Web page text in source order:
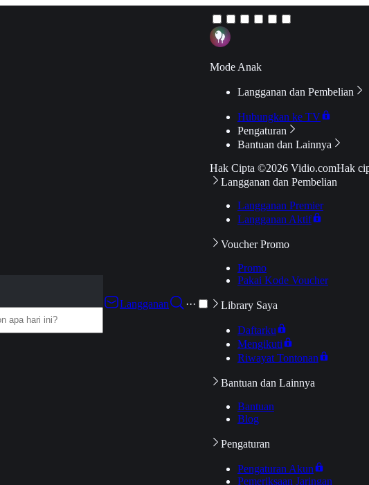
Langganan
···
Mode Anak
Langganan dan Pembelian
Hubungkan ke TV
Pengaturan
Bantuan dan Lainnya
Hak Cipta ©2026 Vidio.comHak
Langganan dan Pembelian
Langganan Premier
Langganan Aktif
Voucher Promo
Promo
Pakai Kode Voucher
Library Saya
Daftarku
Mengikuti
Riwayat Tontonan
Bantuan dan Lainnya
Bantuan
Blog
Pengaturan
Pengaturan Akun
Pemeriksaan Jaringan